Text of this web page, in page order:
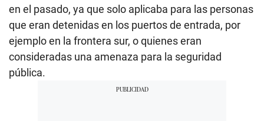
en el pasado, ya que solo aplicaba para las personas
que eran detenidas en los puertos de entrada, por
ejemplo en la frontera sur, o quienes eran
consideradas una amenaza para la seguridad
pública.